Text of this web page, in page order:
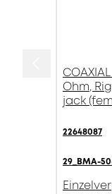
Ohm,
jack
22648087
29_BMA-